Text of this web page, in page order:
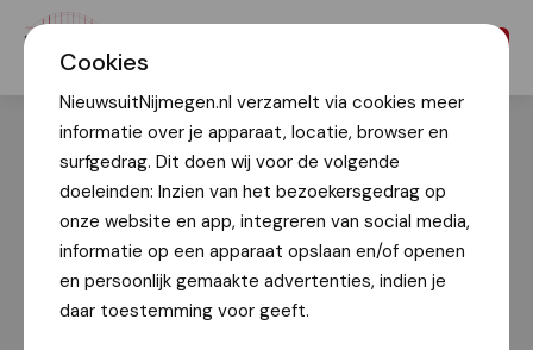
Cookies
NieuwsuitNijmegen.nl verzamelt via cookies meer
informatie over je apparaat, locatie, browser en
surfgedrag. Dit doen wij voor de volgende
doeleinden: Inzien van het bezoekersgedrag op
onze website en app, integreren van social media,
informatie op een apparaat opslaan en/of openen
en persoonlijk gemaakte advertenties, indien je
daar toestemming voor geeft.